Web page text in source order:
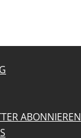
ABONNIEREN